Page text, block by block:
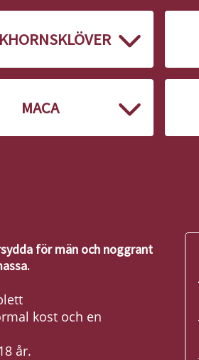
MACA
för män och noggrant
kost och en
år.